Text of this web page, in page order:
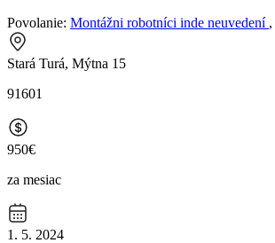
Povolanie: Montážni robotníci inde neuvedení ,
Stará Turá, Mýtna 15
91601
950€
za mesiac
1. 5. 2024